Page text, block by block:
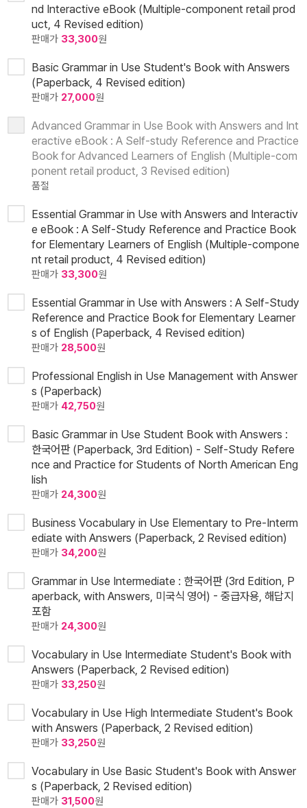
nd Interactive eBook (Multiple-component retail prod
uct, 4 Revised edition)
판매가 33,300원
Basic Grammar in Use Student's Book with Answers
(Paperback, 4 Revised edition)
판매가 27,000원
Advanced Grammar in Use Book with Answers and Int
eractive eBook : A Self-study Reference and Practice
Book for Advanced Learners of English (Multiple-com
ponent retail product, 3 Revised edition)
품절
Essential Grammar in Use with Answers and Interactiv
e eBook : A Self-Study Reference and Practice Book
for Elementary Learners of English (Multiple-compone
nt retail product, 4 Revised edition)
판매가 33,300원
Essential Grammar in Use with Answers : A Self-Study
Reference and Practice Book for Elementary Learner
s of English (Paperback, 4 Revised edition)
판매가 28,500원
Professional English in Use Management with Answer
s (Paperback)
판매가 42,750원
Basic Grammar in Use Student Book with Answers :
한국어판 (Paperback, 3rd Edition) - Self-Study Refere
nce and Practice for Students of North American Eng
lish
판매가 24,300원
Business Vocabulary in Use Elementary to Pre-Interm
ediate with Answers (Paperback, 2 Revised edition)
판매가 34,200원
Grammar in Use Intermediate : 한국어판 (3rd Edition, P
aperback, with Answers, 미국식 영어) - 중급자용, 해답지
포함
판매가 24,300원
Vocabulary in Use Intermediate Student's Book with
Answers (Paperback, 2 Revised edition)
판매가 33,250원
Vocabulary in Use High Intermediate Student's Book
with Answers (Paperback, 2 Revised edition)
판매가 33,250원
Vocabulary in Use Basic Student's Book with Answer
s (Paperback, 2 Revised edition)
판매가 31,500원